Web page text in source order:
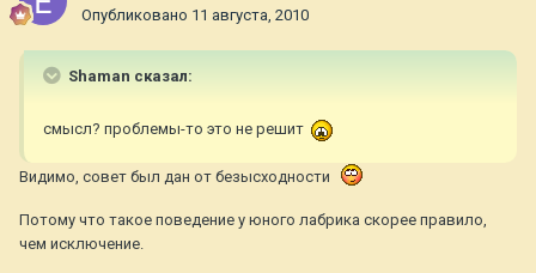
Опубликовано 11 августа, 2010
Shaman сказал:
смысл? проблемы-то это не решит
Видимо, совет был дан от безысходности
Потому что такое поведение у юного лабрика скорее правило,
чем исключение.